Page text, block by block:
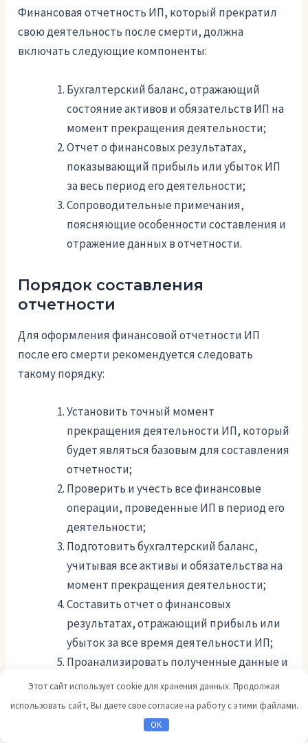
Финансовая отчетность ИП, который прекратил
свою деятельность после смерти, должна
включать следующие компоненты:
Бухгалтерский баланс, отражающий
состояние активов и обязательств ИП на
момент прекращения деятельности;
Отчет о финансовых результатах,
показывающий прибыль или убыток ИП
за весь период его деятельности;
Сопроводительные примечания,
поясняющие особенности составления и
отражение данных в отчетности.
Порядок составления
отчетности
Для оформления финансовой отчетности ИП
после его смерти рекомендуется следовать
такому порядку:
Установить точный момент
прекращения деятельности ИП, который
будет являться базовым для составления
отчетности;
Проверить и учесть все финансовые
операции, проведенные ИП в период его
деятельности;
Подготовить бухгалтерский баланс,
учитывая все активы и обязательства на
момент прекращения деятельности;
Составить отчет о финансовых
результатах, отражающий прибыль или
убыток за все время деятельности ИП;
Проанализировать полученные данные и
подготовить сопроводительные
примечания;
Оформить отчетность в соответствии с
Этот сайт использует cookie для хранения данных. Продолжая
использовать сайт, Вы даете свое согласие на работу с этими файлами.
OK